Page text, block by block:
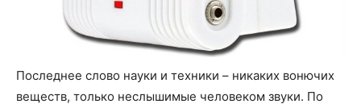
Последнее слово науки и техники – никаких вонючих
веществ, только неслышимые человеком звуки. По